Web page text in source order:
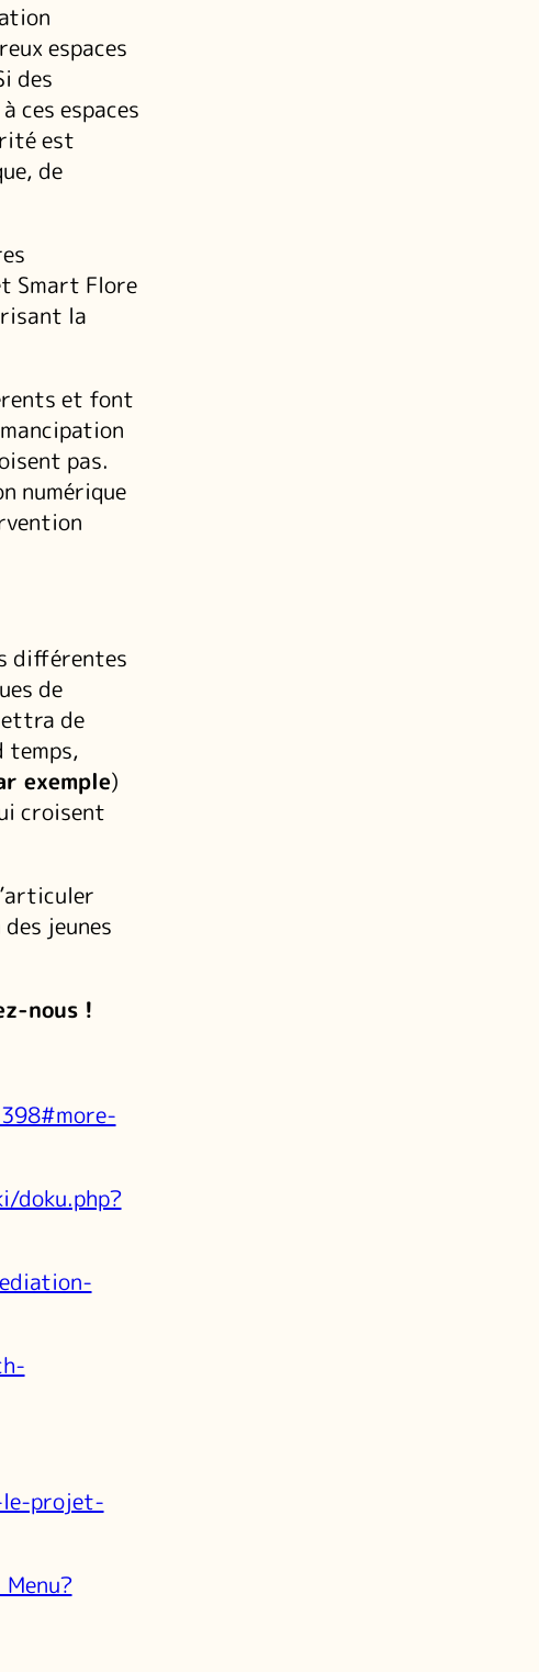
espaces
des
ces espaces
est
de
Smart Flore
la
et font
pas.
numérique
différentes
de
de
temps,
exemple)
croisent
jeunes
nous !
doku.php?
le-projet-